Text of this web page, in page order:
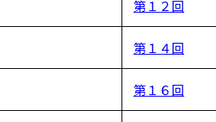
第１２回
第１４回
第１６回